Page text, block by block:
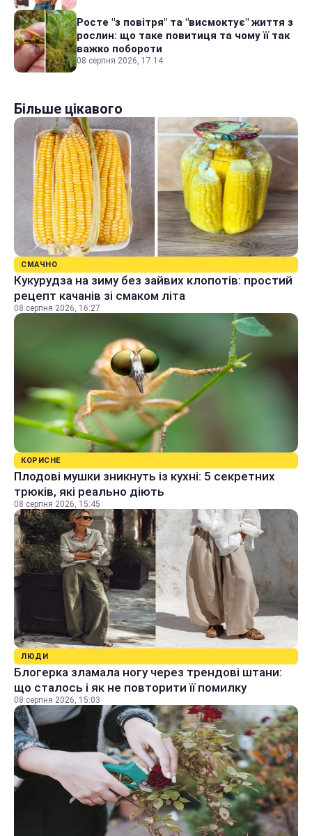
Росте "з повітря" та "висмоктує" життя з
рослин: що таке повитиця та чому її так
важко побороти
08 серпня 2026, 17:14
Більше цікавого
СМАЧНО
Кукурудза на зиму без зайвих клопотів: простий
рецепт качанів зі смаком літа
08 серпня 2026, 16:27
КОРИСНЕ
Плодові мушки зникнуть із кухні: 5 секретних
трюків, які реально діють
08 серпня 2026, 15:45
ЛЮДИ
Блогерка зламала ногу через трендові штани:
що сталось і як не повторити її помилку
08 серпня 2026, 15:03